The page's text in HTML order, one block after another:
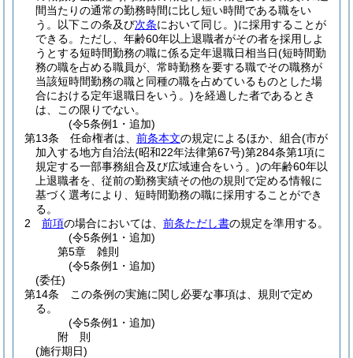
間当たりの通常の勤務時間に比し短い時間である職をい
う。以下この条及び次条において同じ。)に採用することが
できる。 ただし、年齢60年以上退職者がその者を採用しよ
うとする短時間勤務の職に係る定年退職日相当日(短時間勤
務の職を占める職員が、常時勤務を要する職でその職務が
当該短時間勤務の職と同種の職を占めているものとした場
合における定年退職日をいう。)を経過した者であるとき
は、この限りでない。
(令5条例1・追加)
第13条
任命権者は、 前条本文の規定によるほか、組合(市が
加入する地方自治法(昭和22年法律第67号)第284条第1項に
規定する一部事務組合及び広域連合をいう。)の年齢60年以
上退職者を、従前の勤務実績その他の規則で定める情報に
基づく選考により、短時間勤務の職に採用することができ
る。
2
前項の場合においては、 前条ただし書の規定を準用する。
(令5条例1・追加)
第5章
雑則
(令5条例1・追加)
(委任)
第14条
この条例の実施に関し必要な事項は、規則で定め
る。
(令5条例1・追加)
附 則
(施行期日)